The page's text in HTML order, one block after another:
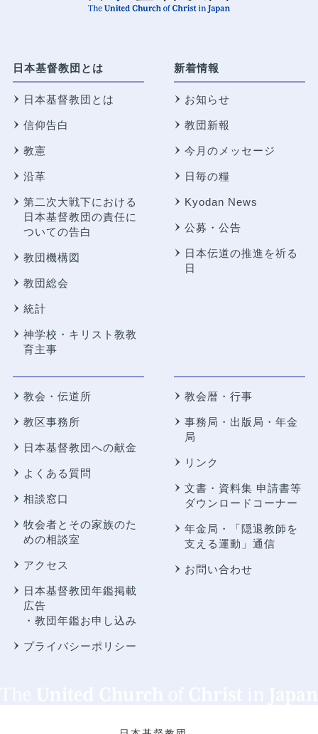
日本基督教団とは
日本基督教団とは
信仰告白
教憲
沿革
第二次大戦下における
日本基督教団の責任に
ついての告白
教団機構図
教団総会
統計
神学校・キリスト教教
育主事
新着情報
お知らせ
教団新報
今月のメッセージ
日毎の糧
Kyodan News
公募・公告
日本伝道の推進を祈る
日
教会・伝道所
教区事務所
日本基督教団への献金
よくある質問
相談窓口
牧会者とその家族のた
めの相談室
アクセス
日本基督教団年鑑掲載
広告
・教団年鑑お申し込み
プライバシーポリシー
教会暦・行事
事務局・出版局・年金
局
リンク
文書・資料集 申請書等
ダウンロードコーナー
年金局・
「隠退教師を
支える運動」通信
お問い合わせ